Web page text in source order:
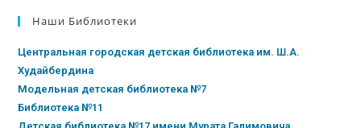
Наши Библиотеки
Центральная городская детская библиотека им. Ш.А.
Худайбердина
Модельная детская библиотека №7
Библиотека №11